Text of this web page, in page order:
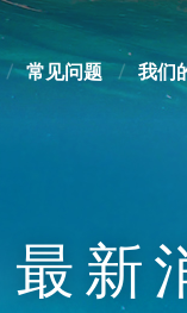
常见问题 我们
最新